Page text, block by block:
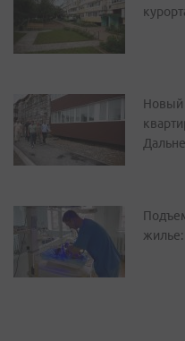
Новый
жилье: